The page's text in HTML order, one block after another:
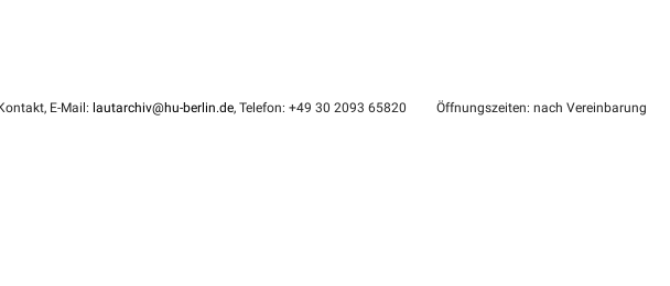
E-Mail: lautarchiv@hu-berlin.de, Telefon: +49 30 2093 65820 Öffnungszeiten: nach Vereinbarung